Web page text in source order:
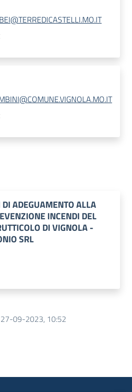
ADEGUAMENTO ALLA
INCENDI DEL
DI VIGNOLA -
SRL
27-09-2023, 10:52